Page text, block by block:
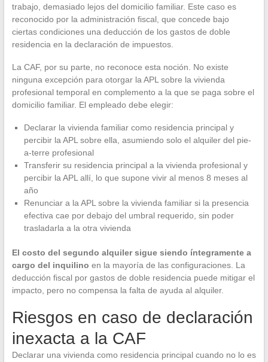
trabajo, demasiado lejos del domicilio familiar. Este caso es
reconocido por la administración fiscal, que concede bajo
ciertas condiciones una deducción de los gastos de doble
residencia en la declaración de impuestos.
La CAF, por su parte, no reconoce esta noción. No existe
ninguna excepción para otorgar la APL sobre la vivienda
profesional temporal en complemento a la que se paga sobre el
domicilio familiar. El empleado debe elegir:
Declarar la vivienda familiar como residencia principal y
percibir la APL sobre ella, asumiendo solo el alquiler del pie-
a-terre profesional
Transferir su residencia principal a la vivienda profesional y
percibir la APL allí, lo que supone vivir al menos 8 meses al
año
Renunciar a la APL sobre la vivienda familiar si la presencia
efectiva cae por debajo del umbral requerido, sin poder
trasladarla a la otra vivienda
El costo del segundo alquiler sigue siendo íntegramente a
cargo del inquilino en la mayoría de las configuraciones. La
deducción fiscal por gastos de doble residencia puede mitigar el
impacto, pero no compensa la falta de ayuda al alquiler.
Riesgos en caso de declaración
inexacta a la CAF
Declarar una vivienda como residencia principal cuando no lo es